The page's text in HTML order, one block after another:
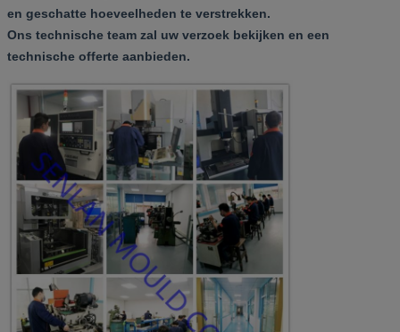
en geschatte hoeveelheden te verstrekken.
Ons technische team zal uw verzoek bekijken en een
technische offerte aanbieden.